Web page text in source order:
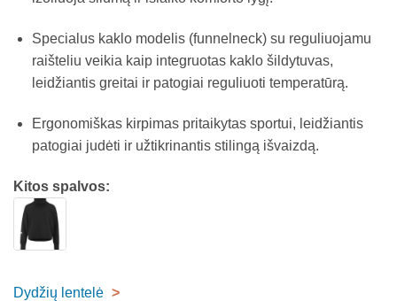
Specialus kaklo modelis (funnelneck) su reguliuojamu
raišteliu veikia kaip integruotas kaklo šildytuvas,
leidžiantis greitai ir patogiai reguliuoti temperatūrą.
Ergonomiškas kirpimas pritaikytas sportui, leidžiantis
patogiai judėti ir užtikrinantis stilingą išvaizdą.
Kitos spalvos:
Dydžių lentelė >